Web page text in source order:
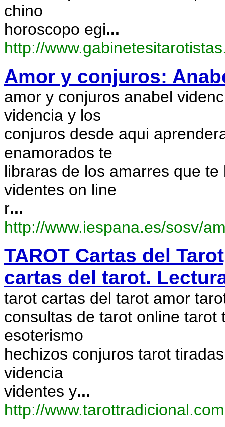
chino
horoscopo egi...
http://
Amor y conjuros:
amor y conjuros anabel
videncia y los
conjuros desde aqui
enamorados te
libraras de los amarres que
videntes on line
r...
http://www.iespana.es/sosv/
TAROT Cartas del
cartas del tarot.
tarot cartas del tarot amor
consultas de tarot online
esoterismo
hechizos conjuros tarot
videncia
videntes y...
http://www.tarottradicional.com